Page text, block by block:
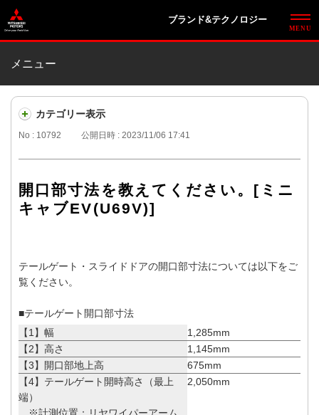
ブランド&テクノロジー
メニュー
カテゴリー表示
No : 10792 公開日時 : 2023/11/06 17:41
開口部寸法を教えてください。[ミニ
キャブEV(U69V)]
テールゲート・スライドドアの開口部寸法については以下をご
覧ください。
■テールゲート開口部寸法
【1】幅
1,285mm
【2】高さ
1,145mm
【3】開口部地上高
675mm
【4】テールゲート開時高さ（最上
端）
2,050mm